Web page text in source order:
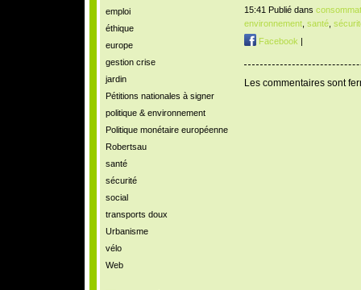
emploi
éthique
europe
gestion crise
jardin
Pétitions nationales à signer
politique & environnement
Politique monétaire européenne
Robertsau
santé
sécurité
social
transports doux
Urbanisme
vélo
Web
15:41 Publié dans
environnement, santé,
Facebook |
Les commentaires sont